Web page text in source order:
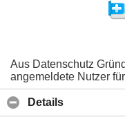
Aus Datenschutz
angemeldete Nutzer
Details